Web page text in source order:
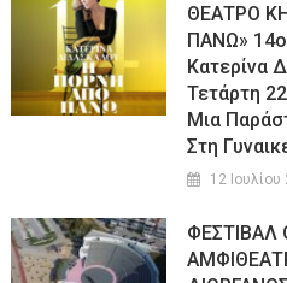
ΘΕΑΤΡΟ
ΠΑΝΩ»
Κατερίνα
Τετάρτη
Μια
Στη
12 Ιουλίου
ΦΕΣΤΙΒΑΛ